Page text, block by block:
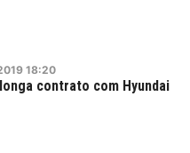
18:20
contrato com Hyundai